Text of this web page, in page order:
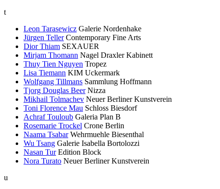
t
Leon Tarasewicz Galerie Nordenhake
Jürgen Teller Contemporary Fine Arts
Dior Thiam SEXAUER
Mirjam Thomann Nagel Draxler Kabinett
Thuy Tien Nguyen Tropez
Lisa Tiemann KIM Uckermark
Wolfgang Tillmans Sammlung Hoffmann
Tjorg Douglas Beer Nizza
Mikhail Tolmachev Neuer Berliner Kunstverein
Toni Florence Mau Schloss Biesdorf
Achraf Touloub Galeria Plan B
Rosemarie Trockel Crone Berlin
Naama Tsabar Wehrmuehle Biesenthal
Wu Tsang Galerie Isabella Bortolozzi
Nasan Tur Edition Block
Nora Turato Neuer Berliner Kunstverein
u